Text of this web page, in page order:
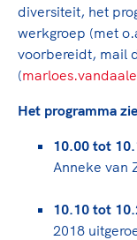
diversiteit, het
werkgroep (met
voorbereidt, mail
(
Het programma
10.00 tot
Anneke van
10.10 tot
2018